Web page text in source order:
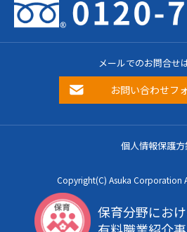
メールでのお問合せ
お問い合わせフ
個人情報保護
Copyright(C) Asuka Corporation
保育分野にお